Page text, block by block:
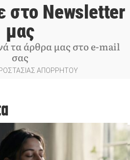
στο Newsletter
μας
τα άρθρα μας στο e-mail
σας
ΑΠΟΡΡΗΤΟΥ